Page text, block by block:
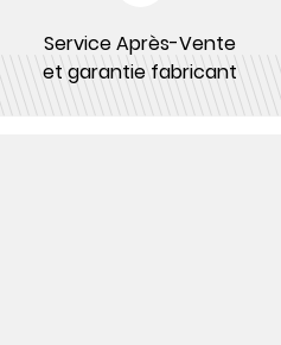
Service Après-Vente
et garantie fabricant